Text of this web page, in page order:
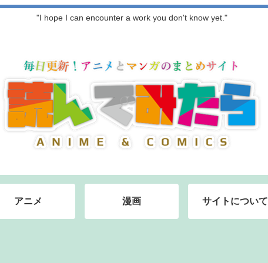
"I hope I can encounter a work you don't know yet."
アニメ 漫画 サイトについて